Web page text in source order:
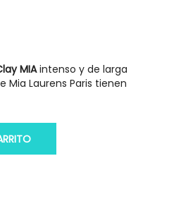
MIAintenso y de larga
Mia Laurens Paris tienen